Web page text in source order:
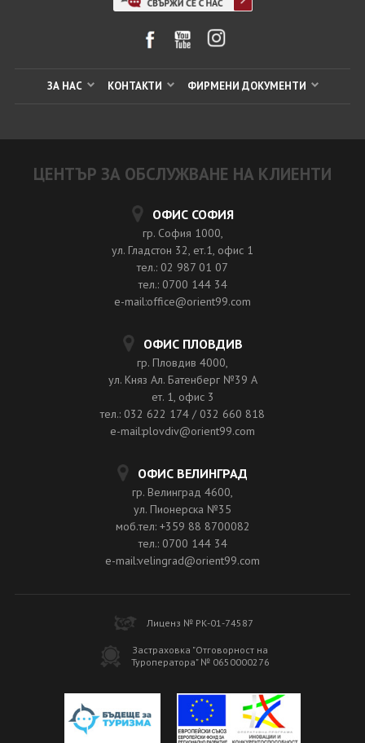
ЗА НАС КОНТАКТИ ФИРМЕНИ ДОКУМЕНТИ
ЦЕНТЪР ЗА ОБСЛУЖВАНЕ НА КЛИЕНТИ
ОФИС СОФИЯ
гр. София 1000,
ул. Гладстон 32, ет.1, офис 1
тел.: 02 987 01 07
тел.: 0700 144 34
e-mail:office@orient99.com
ОФИС ПЛОВДИВ
гр. Пловдив 4000,
ул. Княз Ал. Батенберг №39 A
ет. 1, офис 3
тел.: 032 622 174 / 032 660 818
e-mail:plovdiv@orient99.com
ОФИС ВЕЛИНГРАД
гр. Велинград 4600,
ул. Пионерска №35
моб.тел: +359 88 8700082
тел.: 0700 144 34
e-mail:velingrad@orient99.com
Лиценз № РК-01-74587
Застраховка "Отговорност на
Туроператора" № 0650000276